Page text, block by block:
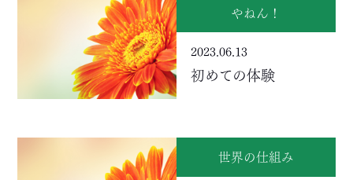
やねん！
2023.06.13
初めての体験
世界の仕組み